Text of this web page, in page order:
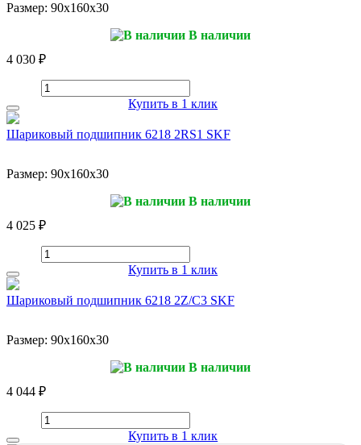
Размер: 90x160x30
В наличии
4 030 ₽
Купить в 1 клик
Шариковый подшипник 6218 2RS1 SKF
Размер: 90x160x30
В наличии
4 025 ₽
Купить в 1 клик
Шариковый подшипник 6218 2Z/C3 SKF
Размер: 90x160x30
В наличии
4 044 ₽
Купить в 1 клик